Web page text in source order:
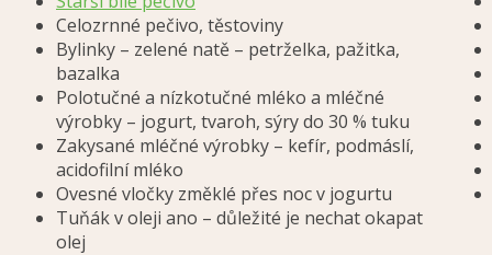
Celozrnné pečivo, těstoviny
Bylinky – zelené natě – petrželka, pažitka,
bazalka
Polotučné a nízkotučné mléko a mléčné
výrobky – jogurt, tvaroh, sýry do 30 % tuku
Zakysané mléčné výrobky – kefír, podmáslí,
acidofilní mléko
Ovesné vločky změklé přes noc v jogurtu
Tuňák v oleji ano – důležité je nechat okapat
olej